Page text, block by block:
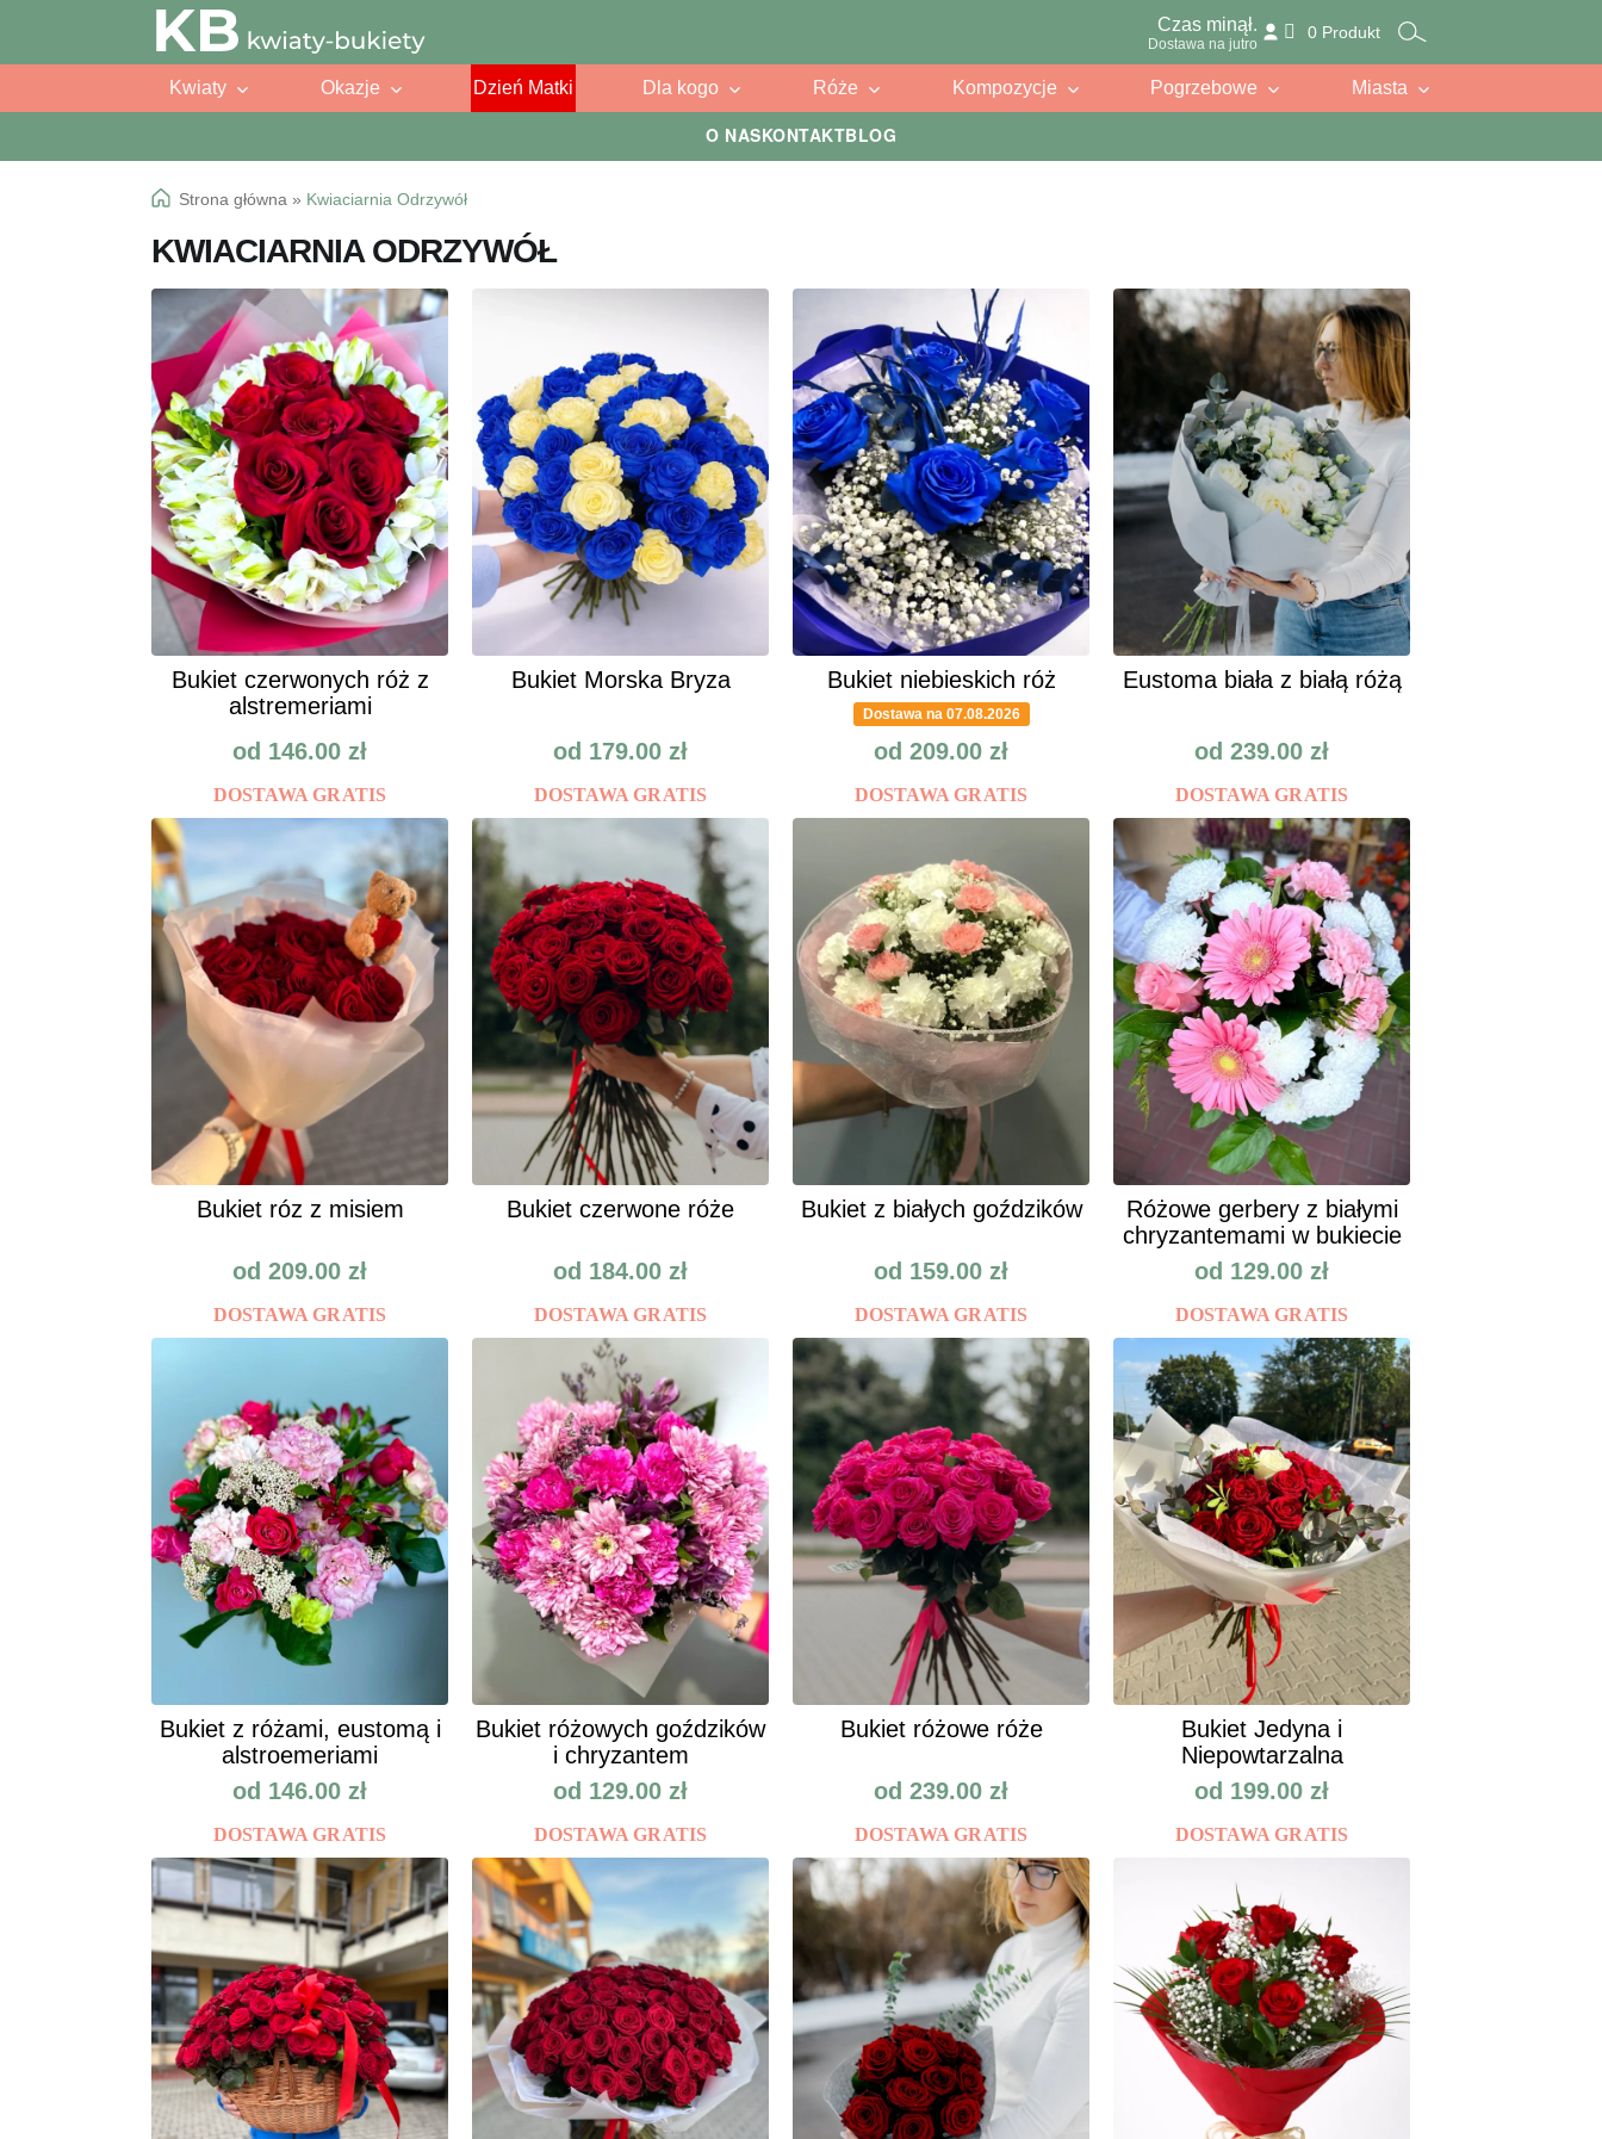
O NASKONTAKTBLOG
Przejdź
do
Przejdź
do
Czas minął.
Dostawa na jutro
0 Produkt
Kwiaty Okazje Dzień Matki Dla kogo Róże Kompozycje Pogrzebowe Miasta
Strona główna » Kwiaciarnia Odrzywół
KWIACIARNIA ODRZYWÓŁ
Bukiet czerwonych róż z
alstremeriami
od 146.00 zł
DOSTAWA GRATIS
Bukiet Morska Bryza
od 179.00 zł
DOSTAWA GRATIS
Bukiet niebieskich róż
Dostawa na 07.08.2026
od 209.00 zł
DOSTAWA GRATIS
Eustoma biała z białą różą
od 239.00 zł
DOSTAWA GRATIS
Bukiet róz z misiem
od 209.00 zł
DOSTAWA GRATIS
Bukiet czerwone róże
od 184.00 zł
DOSTAWA GRATIS
Bukiet z białych goździków
od 159.00 zł
DOSTAWA GRATIS
Różowe gerbery z białymi
chryzantemami w bukiecie
od 129.00 zł
DOSTAWA GRATIS
Bukiet z różami, eustomą i
alstroemeriami
od 146.00 zł
DOSTAWA GRATIS
Bukiet różowych goździków
i chryzantem
od 129.00 zł
DOSTAWA GRATIS
Bukiet różowe róże
od 239.00 zł
DOSTAWA GRATIS
Bukiet Jedyna i
Niepowtarzalna
od 199.00 zł
DOSTAWA GRATIS